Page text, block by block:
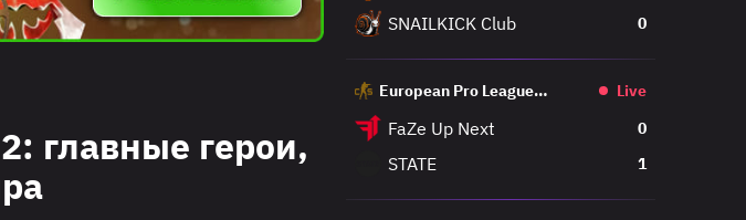
главные герои,
SNAILKICK Club 0
European Pro League
Live
FaZe Up Next 0
STATE 1